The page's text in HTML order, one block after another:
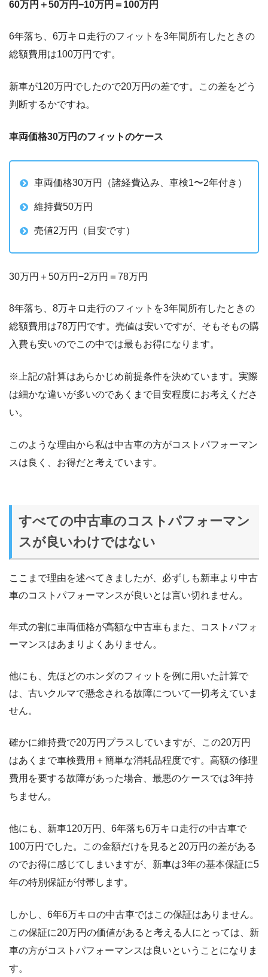
60万円＋50万円−10万円＝100万円
6年落ち、6万キロ走行のフィットを3年間所有したときの
総額費用は100万円です。
新車が120万円でしたので20万円の差です。この差をどう
判断するかですね。
車両価格30万円のフィットのケース
車両価格30万円（諸経費込み、車検1〜2年付き）
維持費50万円
売値2万円（目安です）
30万円＋50万円−2万円＝78万円
8年落ち、8万キロ走行のフィットを3年間所有したときの
総額費用は78万円です。売値は安いですが、そもそもの購
入費も安いのでこの中では最もお得になります。
※上記の計算はあらかじめ前提条件を決めています。実際
は細かな違いが多いのであくまで目安程度にお考えくださ
い。
このような理由から私は中古車の方がコストパフォーマン
スは良く、お得だと考えています。
すべての中古車のコストパフォーマン
スが良いわけではない
ここまで理由を述べてきましたが、必ずしも新車より中古
車のコストパフォーマンスが良いとは言い切れません。
年式の割に車両価格が高額な中古車もまた、コストパフォ
ーマンスはあまりよくありません。
他にも、先ほどのホンダのフィットを例に用いた計算で
は、古いクルマで懸念される故障について一切考えていま
せん。
確かに維持費で20万円プラスしていますが、この20万円
はあくまで車検費用＋簡単な消耗品程度です。高額の修理
費用を要する故障があった場合、最悪のケースでは3年持
ちません。
他にも、新車120万円、6年落ち6万キロ走行の中古車で
100万円でした。この金額だけを見ると20万円の差がある
のでお得に感じてしまいますが、新車は3年の基本保証に5
年の特別保証が付帯します。
しかし、6年6万キロの中古車ではこの保証はありません。
この保証に20万円の価値があると考える人にとっては、新
車の方がコストパフォーマンスは良いということになりま
す。